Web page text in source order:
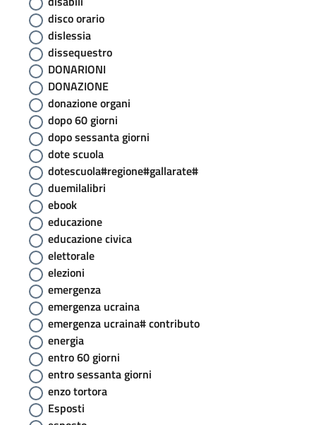
disco orario
dislessia
dissequestro
DONARIONI
DONAZIONE
donazione organi
dopo 60 giorni
dopo sessanta giorni
dote scuola
dotescuola#regione#gallarate#
duemilalibri
ebook
educazione
educazione civica
elettorale
elezioni
emergenza
emergenza ucraina
emergenza ucraina# contributo
energia
entro 60 giorni
entro sessanta giorni
enzo tortora
Esposti